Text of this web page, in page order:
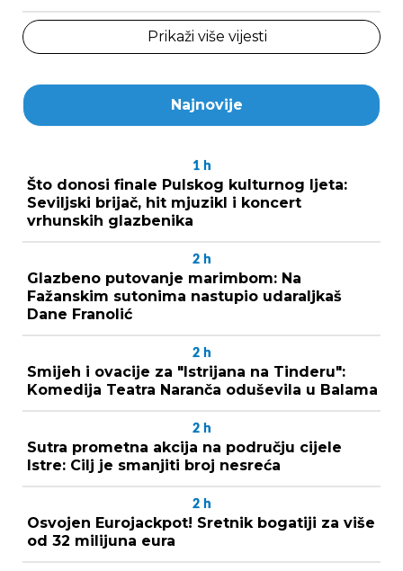
Prikaži više vijesti
Najnovije
1 h
Što donosi finale Pulskog kulturnog ljeta:
Seviljski brijač, hit mjuzikl i koncert
vrhunskih glazbenika
2 h
Glazbeno putovanje marimbom: Na
Fažanskim sutonima nastupio udaraljkaš
Dane Franolić
2 h
Smijeh i ovacije za "Istrijana na Tinderu":
Komedija Teatra Naranča oduševila u Balama
2 h
Sutra prometna akcija na području cijele
Istre: Cilj je smanjiti broj nesreća
2 h
Osvojen Eurojackpot! Sretnik bogatiji za više
od 32 milijuna eura